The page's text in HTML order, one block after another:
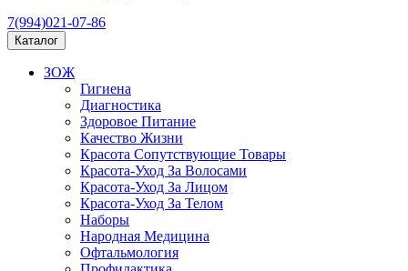
7(994)021-07-86
Каталог
ЗОЖ
Гигиена
Диагностика
Здоровое Питание
Качество Жизни
Красота Сопутствующие Товары
Красота-Уход За Волосами
Красота-Уход За Лицом
Красота-Уход За Телом
Наборы
Народная Медицина
Офтальмология